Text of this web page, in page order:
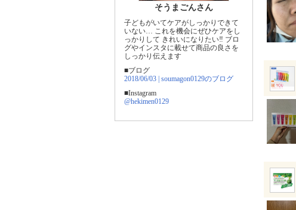
そうまごんさん
子どもがいてケアがしっかりできて
いない… これを機会にぜひケアをし
っかりして きれいになりたい‼︎ ブロ
グやインスタに載せて商品の良さを
しっかり伝えます
■ブログ
2018/06/03 | soumagon0129のブログ
■Instagram
@hekimen0129